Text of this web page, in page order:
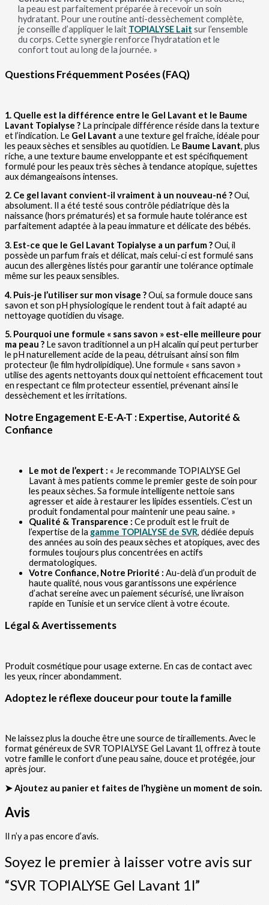
la peau est parfaitement préparée à recevoir un soin
hydratant. Pour une routine anti-dessèchement complète,
je conseille d’appliquer le lait TOPIALYSE Lait sur l’ensemble
du corps. Cette synergie renforce l’hydratation et le
confort tout au long de la journée. »
Questions Fréquemment Posées (FAQ)
1. Quelle est la différence entre le Gel Lavant et le Baume
Lavant Topialyse ? La principale différence réside dans la texture
et l’indication. Le Gel Lavant a une texture gel fraîche, idéale pour
les peaux sèches et sensibles au quotidien. Le Baume Lavant, plus
riche, a une texture baume enveloppante et est spécifiquement
formulé pour les peaux très sèches à tendance atopique, sujettes
aux démangeaisons intenses.
2. Ce gel lavant convient-il vraiment à un nouveau-né ?Oui,
absolument. Il a été testé sous contrôle pédiatrique dès la
naissance (hors prématurés) et sa formule haute tolérance est
parfaitement adaptée à la peau immature et délicate des bébés.
3. Est-ce que le Gel Lavant Topialyse a un parfum ?Oui, il
possède un parfum frais et délicat, mais celui-ci est formulé sans
aucun des allergènes listés pour garantir une tolérance optimale
même sur les peaux sensibles.
4. Puis-je l’utiliser sur mon visage ?Oui, sa formule douce sans
savon et son pH physiologique le rendent tout à fait adapté au
nettoyage quotidien du visage.
5. Pourquoi une formule « sans savon » est-elle meilleure pour
ma peau ? Le savon traditionnel a un pH alcalin qui peut perturber
le pH naturellement acide de la peau, détruisant ainsi son film
protecteur (le film hydrolipidique). Une formule « sans savon »
utilise des agents nettoyants doux qui nettoient efficacement tout
en respectant ce film protecteur essentiel, prévenant ainsi le
dessèchement et les irritations.
Notre Engagement E-E-A-T : Expertise, Autorité &
Confiance
Le mot de l’expert : « Je recommande TOPIALYSE Gel
Lavant à mes patients comme le premier geste de soin pour
les peaux sèches. Sa formule intelligente nettoie sans
agresser et aide à restaurer les lipides essentiels. C’est un
produit fondamental pour maintenir une peau saine. »
Qualité & Transparence : Ce produit est le fruit de
l’expertise de la gamme TOPIALYSE de SVR, dédiée depuis
des années au soin des peaux sèches et atopiques, avec des
formules toujours plus concentrées en actifs
dermatologiques.
Votre Confiance, Notre Priorité : Au-delà d’un produit de
haute qualité, nous vous garantissons une expérience
d’achat sereine avec un paiement sécurisé, une livraison
rapide en Tunisie et un service client à votre écoute.
Légal & Avertissements
Produit cosmétique pour usage externe. En cas de contact avec
les yeux, rincer abondamment.
Adoptez le réflexe douceur pour toute la famille
Ne laissez plus la douche être une source de tiraillements. Avec le
format généreux de SVR TOPIALYSE Gel Lavant 1l, offrez à toute
votre famille le confort d’une peau saine, douce et protégée, jour
après jour.
➤ Ajoutez au panier et faites de l’hygiène un moment de soin.
Avis
Il n’y a pas encore d’avis.
Soyez le premier à laisser votre avis sur
“SVR TOPIALYSE Gel Lavant 1l”